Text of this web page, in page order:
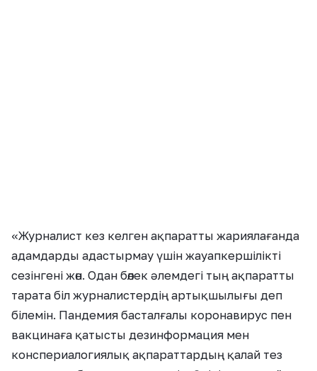
«Журналист кез келген ақпаратты жариялағанда
адамдарды адастырмау үшін жауапкершілікті
сезінгені жөн. Одан бөлек әлемдегі тың ақпаратты
тарата біл журналистердің артықшылығы деп
білемін. Пандемия басталғалы коронавирус пен
вакцинаға қатысты дезинформация мен
конспериалогиялық ақпараттардың қалай тез